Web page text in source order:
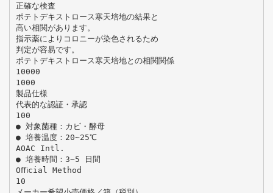
正確な検査
ポテトデキストロース寒天培地の結果と
高い相関があります。
指示薬によりコロニーが染色されるため
判定が容易です。
ポテトデキストロース寒天培地との相関関係
10000
1000
製品仕様
代表的な認証・承認
100
● 対象菌種：カビ・酵母
● 培養温度：20∼25℃
AOAC Intl.
● 培養時間：3∼5 日間
Oﬃcial Method
10